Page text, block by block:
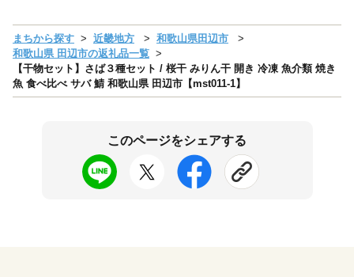
まちから探す 近畿地方
和歌山県田辺市
和歌山県 田辺市の返礼品一覧
【干物セット】さば３種セット / 桜干 みりん干 開き 冷凍 魚介類 焼き
魚 食べ比べ サバ 鯖 和歌山県 田辺市【mst011-1】
このページをシェアする